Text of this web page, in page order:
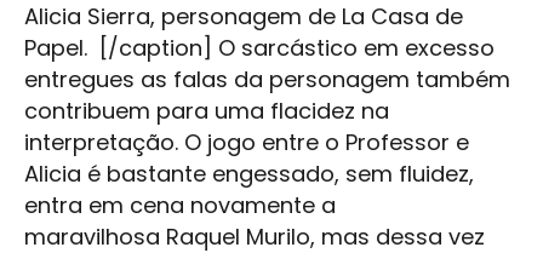
Alicia Sierra, personagem de La Casa de
Papel. [/caption] O sarcástico em excesso
entregues as falas da personagem também
contribuem para uma flacidez na
interpretação. O jogo entre o Professor e
Alicia é bastante engessado, sem fluidez,
entra em cena novamente a
maravilhosa Raquel Murilo, mas dessa vez